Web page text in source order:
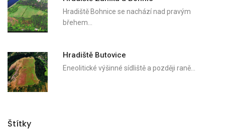
Hradiště Bohnice se nachází nad pravým
břehem…
Hradiště Butovice
Eneolitické výšinné sídliště a později raně…
Štítky